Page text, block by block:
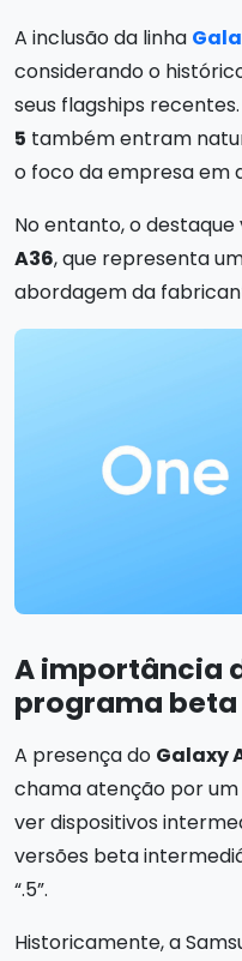
A inclusão da linha
considerando o
seus flagships
5 também entram
o foco da empresa em
No entanto, o
A36, que representa
abordagem da
A importância
programa beta
A presença do Galaxy
chama atenção por
ver dispositivos
versões beta
“.5”.
Historicamente, a